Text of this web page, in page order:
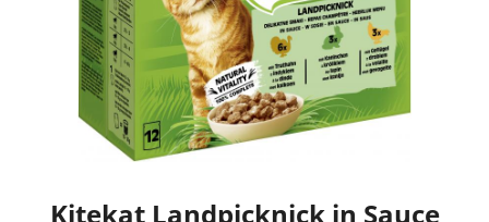
Kitekat Landpicknick in Sauce